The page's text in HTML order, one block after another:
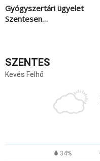
Gyógyszertári ügyelet
Szentesen…
SZENTES
Kevés Felhő
34%